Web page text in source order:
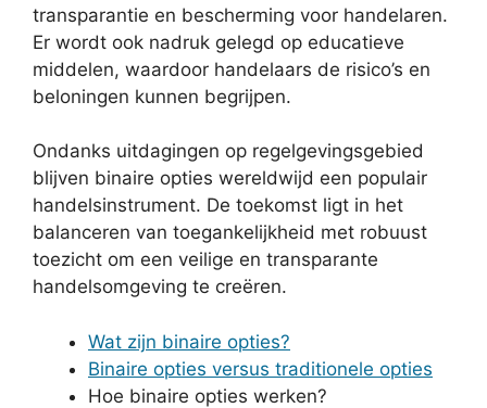
transparantie en bescherming voor handelaren.
Er wordt ook nadruk gelegd op educatieve
middelen, waardoor handelaars de risico’s en
beloningen kunnen begrijpen.
Ondanks uitdagingen op regelgevingsgebied
blijven binaire opties wereldwijd een populair
handelsinstrument. De toekomst ligt in het
balanceren van toegankelijkheid met robuust
toezicht om een ​​veilige en transparante
handelsomgeving te creëren.
Wat zijn binaire opties?
Binaire opties versus traditionele opties
Hoe binaire opties werken?